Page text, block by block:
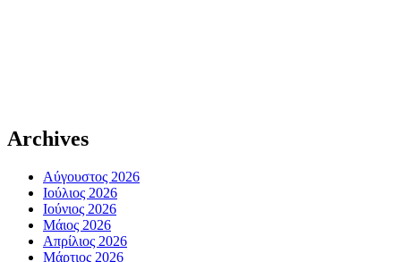
Archives
Αύγουστος 2026
Ιούλιος 2026
Ιούνιος 2026
Μάιος 2026
Απρίλιος 2026
Μάρτιος 2026